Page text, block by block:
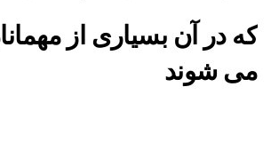
که در آن بسیاری از
می شوند